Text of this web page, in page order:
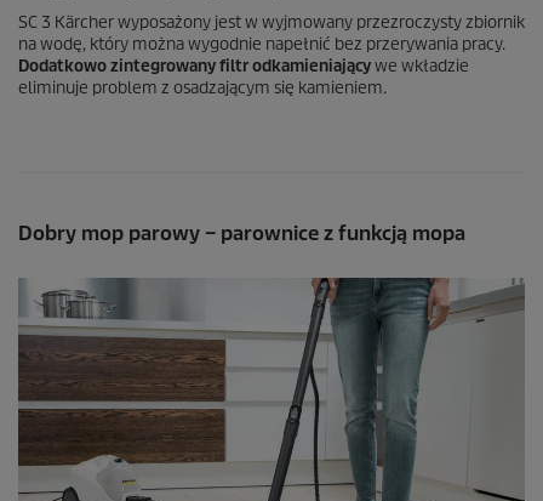
SC 3 Kärcher wyposażony jest w wyjmowany przezroczysty zbiornik
na wodę, który można wygodnie napełnić bez przerywania pracy.
Dodatkowo zintegrowany filtr odkamieniającywe wkładzie
eliminuje problem z osadzającym się kamieniem.
Dobry mop parowy – parownice z funkcją mopa